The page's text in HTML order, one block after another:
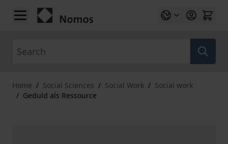
Skip to Content
Home / Social Sciences / Social Work / Social work
/ Geduld als Ressource